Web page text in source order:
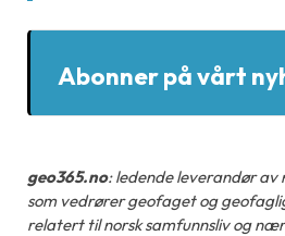
Abonner på vårt
geo365.no: ledende leverandør av
som vedrører geofaget og
relatert til norsk samfunnsliv og